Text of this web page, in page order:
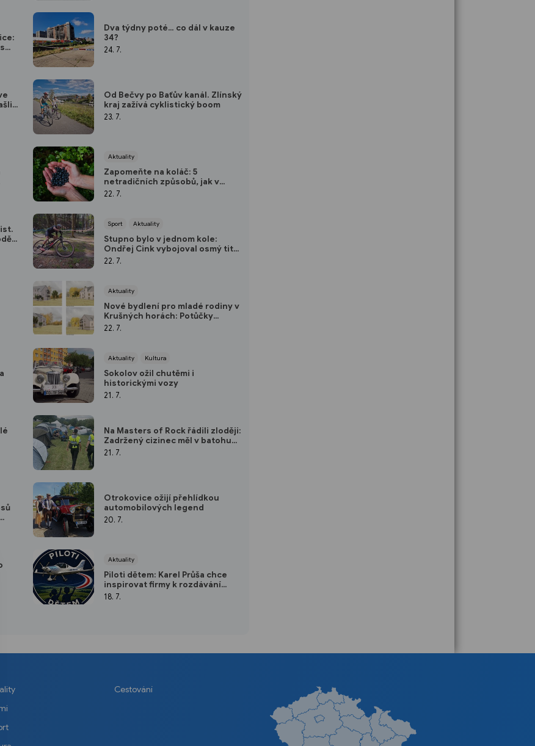
Dva týdny poté… co dál v kauze
34?
24. 7.
Od Bečvy po Baťův kanál. Zlínský
kraj zažívá cyklistický boom
23. 7.
Aktuality
Zapomeňte na koláč: 5
netradičních způsobů, jak v
kuchyni využít borůvky
22. 7.
Sport Aktuality
Stupno bylo v jednom kole:
Ondřej Cink vybojoval osmý titul
na domácí trati
22. 7.
Aktuality
Nové bydlení pro mladé rodiny v
Krušných horách: Potůčky
chystají moderní obytnou zónu
22. 7.
Aktuality Kultura
Sokolov ožil chutěmi i
historickými vozy
21. 7.
Na Masters of Rock řádili zloději:
Zadržený cizinec měl v batohu
23 mobilů
21. 7.
Otrokovice ožijí přehlídkou
automobilových legend
20. 7.
Aktuality
Piloti dětem: Karel Průša chce
inspirovat firmy k rozdávání
dětských úsměvů
18. 7.
Cestování